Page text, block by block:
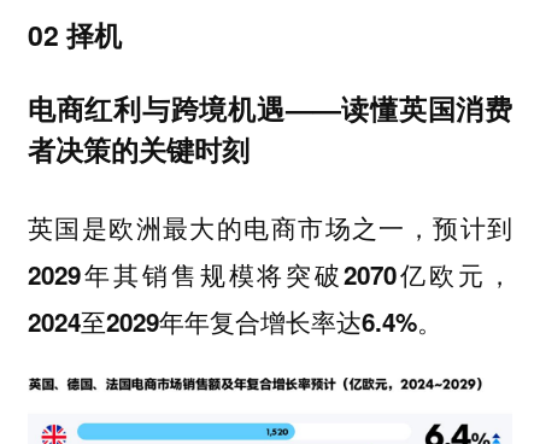
02 择机
电商红利与跨境机遇——读懂英国消费
者决策的关键时刻
英国是欧洲最大的电商市场之一，预计到
2029年其销售规模将突破2070亿欧元，
2024至2029年年复合增长率达6.4%。